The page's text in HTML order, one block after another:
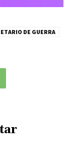
DE GUERRA